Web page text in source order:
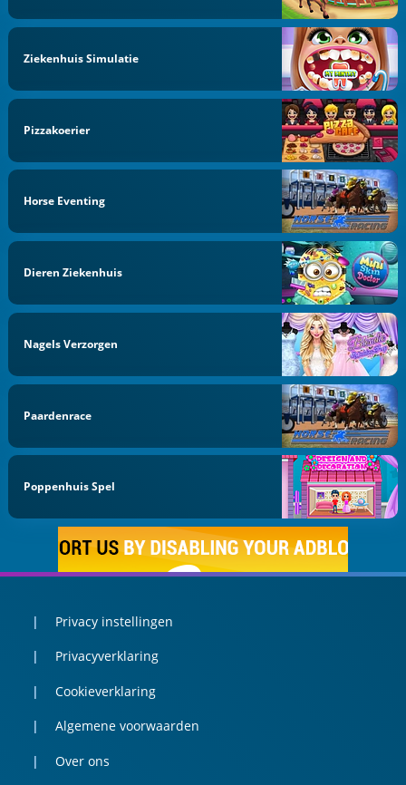
Ziekenhuis Simulatie
Pizzakoerier
Horse Eventing
Dieren Ziekenhuis
Nagels Verzorgen
Paardenrace
Poppenhuis Spel
Privacy instellingen
Privacyverklaring
Cookieverklaring
Algemene voorwaarden
Over ons